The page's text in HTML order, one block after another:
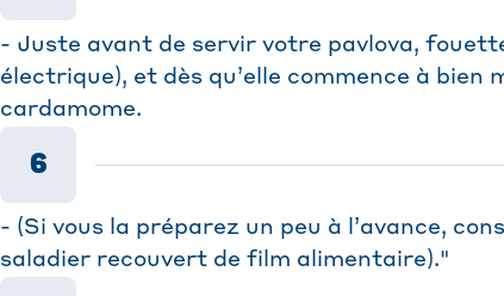
- Juste avant de servir votre pavlova,
électrique), et dès qu’elle commence à bien
cardamome.
6
- (Si vous la préparez un peu à l’avance,
saladier recouvert de film alimentaire)."